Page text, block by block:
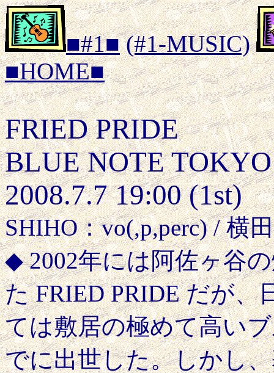
■#1■ (#1-MUSIC)
■HOME■
FRIED PRIDE
BLUE NOTE TOKYO
2008.7.7 19:00 (1st)
SHIHO：vo(,p,perc) / 横
◆ 2002年には阿佐ヶ谷
た FRIED PRIDE だが
ては敷居の極めて高い
でに出世した。しかし